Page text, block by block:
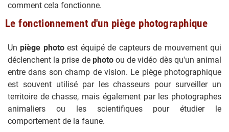
comment cela fonctionne.
Le fonctionnement d'un piège photographique
Unpiège photoest équipé de capteurs de mouvement qui
déclenchent la prise de photoou de vidéo dès qu'un animal
entre dans son champ de vision. Le piège photographique
est souvent utilisé par les chasseurs pour surveiller un
territoire de chasse, mais également par les photographes
animaliers ou les scientifiques pour étudier le
comportement de la faune.